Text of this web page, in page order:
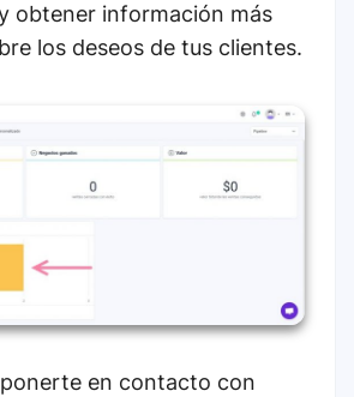
obtener información más
los deseos de tus clientes.
en contacto con